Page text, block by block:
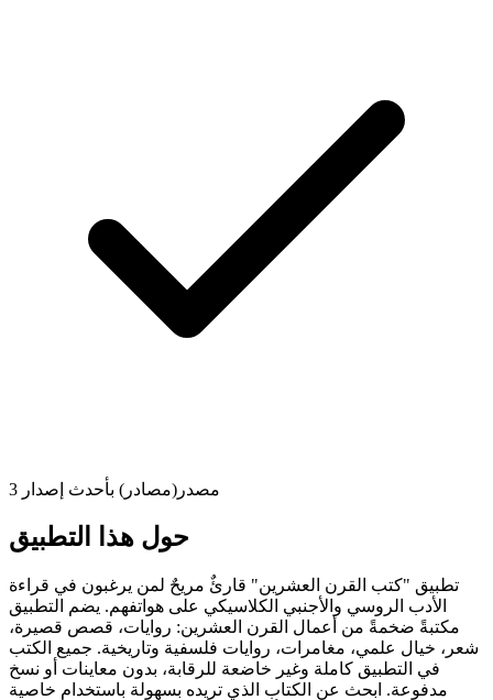
3 مصدر(مصادر) بأحدث إصدار
حول هذا التطبيق
تطبيق "كتب القرن العشرين" قارئٌ مريحٌ لمن يرغبون في قراءة
الأدب الروسي والأجنبي الكلاسيكي على هواتفهم. يضم التطبيق
مكتبةً ضخمةً من أعمال القرن العشرين: روايات، قصص قصيرة،
شعر، خيال علمي، مغامرات، روايات فلسفية وتاريخية. جميع الكتب
في التطبيق كاملة وغير خاضعة للرقابة، بدون معاينات أو نسخ
مدفوعة. ابحث عن الكتاب الذي تريده بسهولة باستخدام خاصية